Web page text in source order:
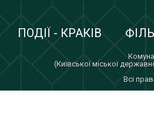
ПОДІЇ - КРАКІВ
(Київської міської
Всi